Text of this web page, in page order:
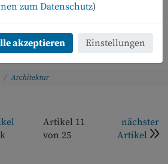
zum Datenschutz)
akzeptieren Einstellungen
Architektur
Artikel 11
von 25
nächster
Artikel